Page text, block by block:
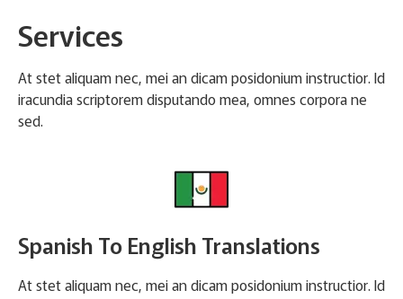
Services
At stet aliquam nec, mei an dicam posidonium instructior. Id
iracundia scriptorem disputando mea, omnes corpora ne
sed.
Spanish To English Translations
At stet aliquam nec, mei an dicam posidonium instructior. Id